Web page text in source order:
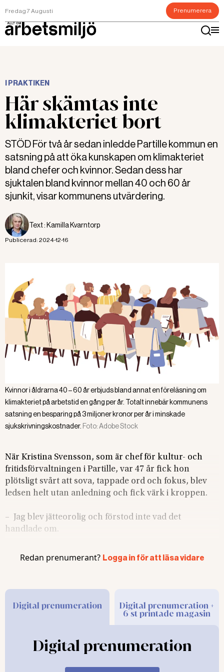
Fredag 7 Augusti Prenumerera
I PRAKTIKEN
Här skämtas inte
klimakteriet bort
STÖD För två år sedan inledde Partille kommun en
satsning på att öka kunskapen om klimakteriet
bland chefer och kvinnor. Sedan dess har
sjuktalen bland kvinnor mellan 40 och 60 år
sjunkit, visar kommunens utvärdering.
Text : Kamilla Kvarntorp
Publicerad: 2024-12-16
Kvinnor i åldrarna 40 – 60 år erbjuds bland annat en föreläsning om
klimakteriet på arbetstid en gång per år. Totalt innebär kommunens
satsning en besparing på 3 miljoner kronor per år i minskade
sjukskrivningskostnader. Foto:Adobe Stock
När Kristina Svensson, som är chef för kultur- och
fritidsförvaltningen i Partille, var 47 år fick hon
plötsligt svårt att sova, tappade ord och fokus, blev
ledsen helt utan anledning och fick värk i kroppen.
– Jag blev jätteorolig och förstod inte vad det
handlade om.
Hon sökte hjälp hos olika
vårdgivare. Efter drygt ett
sjuksköterska som
konstaterade att det var
att det fanns hjälp att få. En
hormonbehandling sattes
in och efter en vecka var
Redan prenumerant? Logga in för att läsa vidare
Digital prenumeration Digital prenumeration +
6 st printade magasin
Digital prenumeration